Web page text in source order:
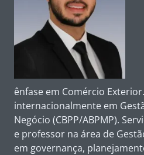
ênfase em Comércio
internacionalmente em
Negócio (CBPP/ABPMP).
e professor na área de
em governança,